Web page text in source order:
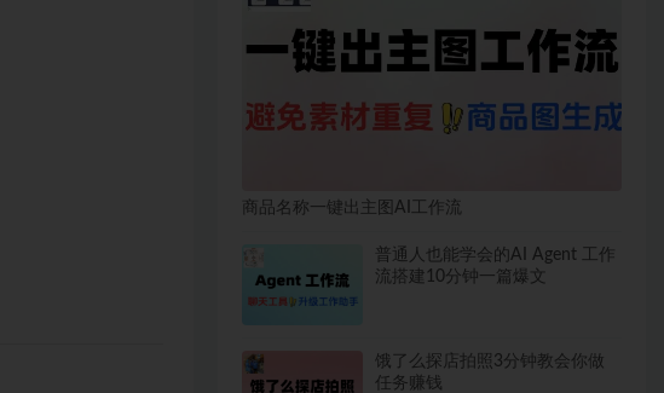
商品名称一键出主图AI工作流
普通人也能学会的AI Agent 工作
流搭建10分钟一篇爆文
饿了么探店拍照3分钟教会你做
任务赚钱